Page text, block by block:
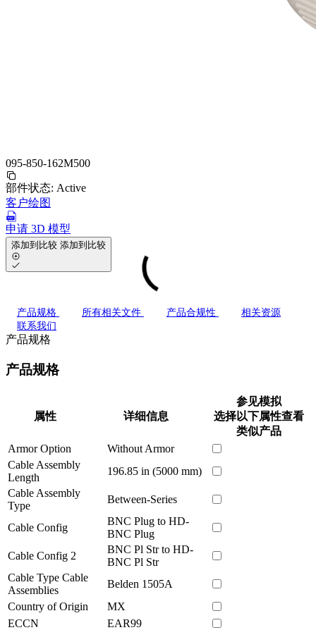
095-850-162M500
部件状态: Active
客户绘图
申请 3D 模型
添加到比较 添加到比较
产品规格 所有相关文件 产品合规性
相关资源
联系我们
产品规格
产品规格
属性 详细信息
参见模拟
选择以下属性查看
类似产品
Armor Option
Without Armor
Cable Assembly
Length
196.85 in (5000 mm)
Cable Assembly
Type
Between-Series
Cable Config
BNC Plug to HD-
BNC Plug
Cable Config 2
BNC Pl Str to HD-
BNC Pl Str
Cable Type Cable
Assemblies
Belden 1505A
Country of Origin
MX
ECCN
EAR99